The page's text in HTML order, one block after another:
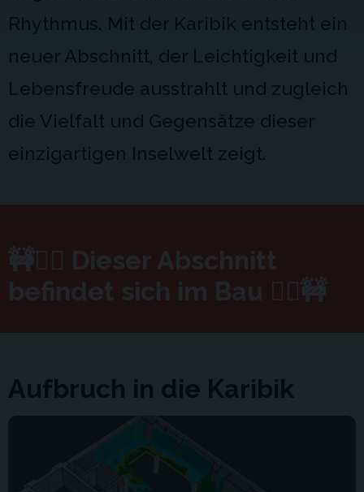
Rhythmus. Mit der Karibik entsteht ein
neuer Abschnitt, der Leichtigkeit und
Lebensfreude ausstrahlt und zugleich
die Vielfalt und Gegensätze dieser
einzigartigen Inselwelt zeigt.
🚧👷‍♂️ Dieser Abschnitt
befindet sich im Bau 👷‍♂️🚧
Aufbruch in die Karibik